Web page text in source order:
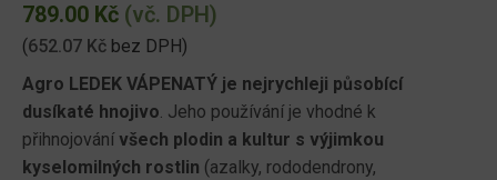
789.00 Kč (vč. DPH)
(652.07 Kč bez DPH)
Agro LEDEK VÁPENATÝ je nejrychleji působící
dusíkaté hnojivo. Jeho používání je vhodné k
přihnojování všech plodin a kultur s výjimkou
kyselomilných rostlin (azalky, rododendrony,